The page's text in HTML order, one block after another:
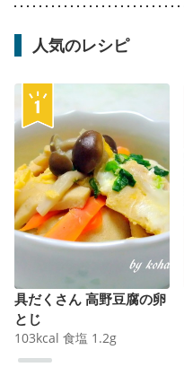
人気のレシピ
具だくさん 高野豆腐の卵
とじ
103kcal 食塩 1.2g